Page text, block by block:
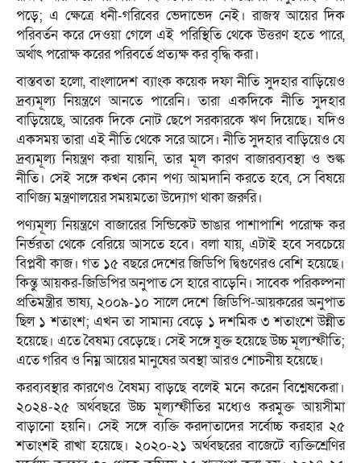
পড়ে; এ ক্ষেত্রে ধনী-গরিবের ভেদাভেদ নেই। রাজস্ব আয়ের দিক
পরিবর্তন করে দেওয়া গেলে এই পরিস্থিতি থেকে উত্তরণ হতে পারে,
অর্থাৎ পরোক্ষ করের পরিবর্তে প্রত্যক্ষ কর বৃদ্ধি করা।
বাস্তবতা হলো, বাংলাদেশ ব্যাংক কয়েক দফা নীতি সুদহার বাড়িয়েও
দ্রব্যমূল্য নিয়ন্ত্রণে আনতে পারেনি। তারা একদিকে নীতি সুদহার
বাড়িয়েছে, আরেক দিকে নোট ছেপে সরকারকে ঋণ দিয়েছে। যদিও
একসময় তারা এই নীতি থেকে সরে আসে। নীতি সুদহার বাড়িয়েও যে
দ্রব্যমূল্য নিয়ন্ত্রণ করা যায়নি, তার মূল কারণ বাজারব্যবস্থা ও শুল্ক
নীতি। সেই সঙ্গে কখন কোন পণ্য আমদানি করতে হবে, সে বিষয়ে
বাণিজ্য মন্ত্রণালয়ের সময়মতো উদ্যোগ থাকা জরুরি।
পণ্যমূল্য নিয়ন্ত্রণে বাজারের সিন্ডিকেট ভাঙার পাশাপাশি পরোক্ষ কর
নির্ভরতা থেকে বেরিয়ে আসতে হবে। বলা যায়, এটাই হবে সবচেয়ে
বিপ্লবী কাজ। গত ১৫ বছরে দেশের জিডিপি দ্বিগুণেরও বেশি হয়েছে।
কিন্তু আয়কর-জিডিপির অনুপাত সে হারে বাড়েনি। সাবেক পরিকল্পনা
প্রতিমন্ত্রীর ভাষ্য, ২০০৯-১০ সালে দেশে জিডিপি-আয়করের অনুপাত
ছিল ১ শতাংশ; এখন তা সামান্য বেড়ে ১ দশমিক ৩ শতাংশে উন্নীত
হয়েছে। এতে বৈষম্য বেড়েছে। সেই সঙ্গে যুক্ত হয়েছে উচ্চ মূল্যস্ফীতি;
এতে গরিব ও নিম্ন আয়ের মানুষের অবস্থা আরও শোচনীয় হয়েছে।
করব্যবস্থার কারণেও বৈষম্য বাড়ছে বলেই মনে করেন বিশ্লেষকেরা।
২০২৪-২৫ অর্থবছরে উচ্চ মূল্যস্ফীতির মধ্যেও করমুক্ত আয়সীমা
বাড়ানো হয়নি। সেই সঙ্গে ব্যক্তি করদাতাদের সর্বোচ্চ করহার ২৫
শতাংশই রাখা হয়েছে। ২০২০-২১ অর্থবছরের বাজেটে ব্যক্তিশ্রেণির